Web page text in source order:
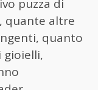
puzza di
quante altre
quanto
gioielli,